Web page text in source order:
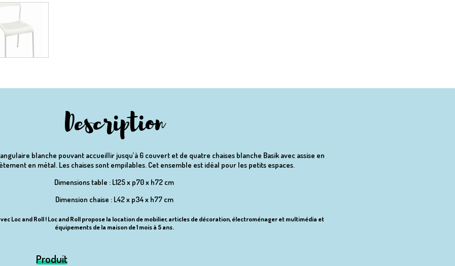
Description
blanche pouvant accueillir jusqu’à 6 couvert et de quatre chaises blanche Basik avec assise en
en métal. Les chaises sont empilables. Cet ensemble est idéal pour les petits espaces.
Dimensions table : L125 x p70 x h72 cm
Dimension chaise : L42 x p34 x h77 cm
Loc and Roll ! Loc and Roll propose la location de mobilier, articles de décoration, électroménager et multimédia et
équipements de la maison de 1 mois à 5 ans.
Produit